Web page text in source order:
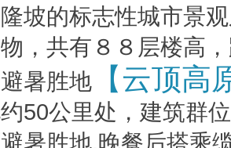
坡的标志性城市景
，共有８８层楼高
暑胜地
【云顶高
50公里处，建筑群
暑胜地,晚餐后搭乘